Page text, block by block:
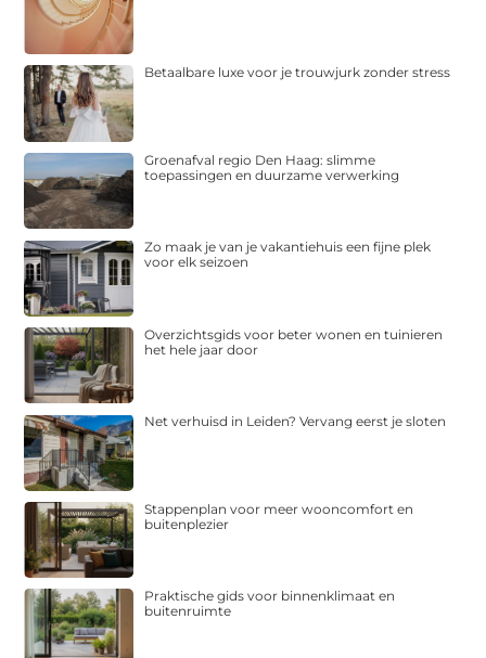
Betaalbare luxe voor je trouwjurk zonder stress
Groenafval regio Den Haag: slimme
toepassingen en duurzame verwerking
Zo maak je van je vakantiehuis een fijne plek
voor elk seizoen
Overzichtsgids voor beter wonen en tuinieren
het hele jaar door
Net verhuisd in Leiden? Vervang eerst je sloten
Stappenplan voor meer wooncomfort en
buitenplezier
Praktische gids voor binnenklimaat en
buitenruimte